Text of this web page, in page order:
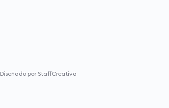
Diseñado por StaffCreativa